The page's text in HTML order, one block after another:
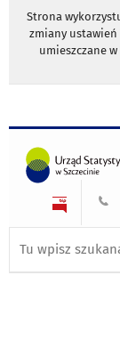
Strona
zmiany
umieszczane